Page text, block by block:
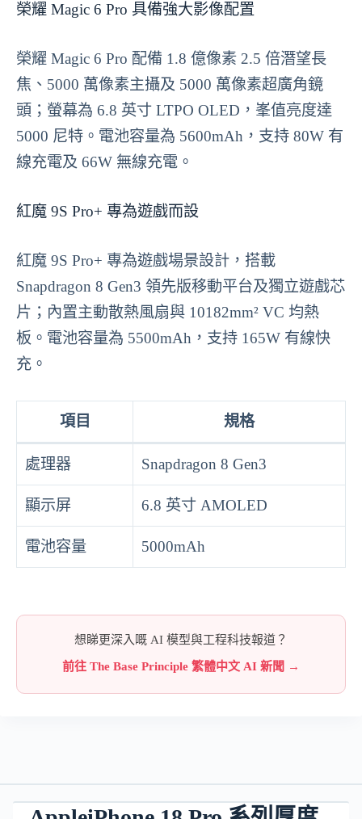
榮耀 Magic 6 Pro 具備強大影像配置
榮耀 Magic 6 Pro 配備 1.8 億像素 2.5 倍潛望長
焦、5000 萬像素主攝及 5000 萬像素超廣角鏡
頭；螢幕為 6.8 英寸 LTPO OLED，峯值亮度達
5000 尼特。電池容量為 5600mAh，支持 80W 有
線充電及 66W 無線充電。
紅魔 9S Pro+ 專為遊戲而設
紅魔 9S Pro+ 專為遊戲場景設計，搭載
Snapdragon 8 Gen3 領先版移動平台及獨立遊戲芯
片；內置主動散熱風扇與 10182mm² VC 均熱
板。電池容量為 5500mAh，支持 165W 有線快
充。
項目 規格
處理器 Snapdragon 8 Gen3
顯示屏 6.8 英寸 AMOLED
電池容量 5000mAh
想睇更深入嘅 AI 模型與工程科技報道？
前往 The Base Principle 繁體中文 AI 新聞 →